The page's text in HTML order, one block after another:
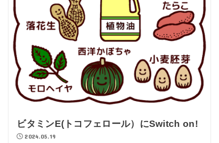
ビタミンE(トコフェロール）にSwitch on!
2024.05.19